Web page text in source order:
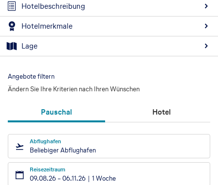
Hotelbeschreibung
Hotelmerkmale
Lage
Angebote filtern
Ändern Sie Ihre Kriterien nach Ihren Wünschen
Pauschal Hotel
Abflughafen
Beliebiger Abflughafen
Reisezeitraum
09.08.26 –06.11.26 1 Woche